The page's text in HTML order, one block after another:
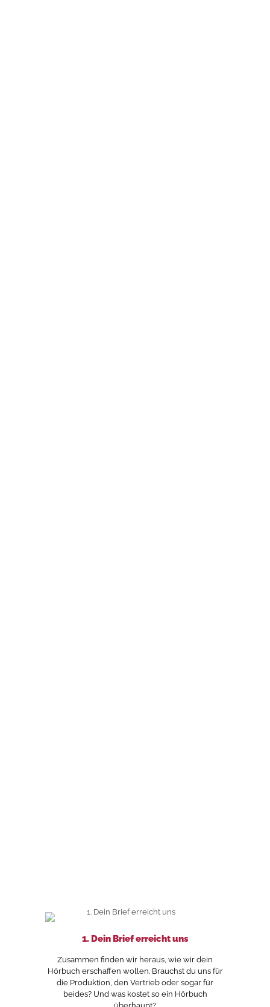
1. Dein Brief erreicht uns
Zusammen finden wir heraus, wie wir dein
Hörbuch erschaffen wollen. Brauchst du uns für
die Produktion, den Vertrieb oder sogar für
beides? Und was kostet so ein Hörbuch